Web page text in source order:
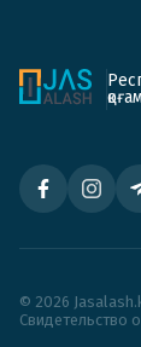
© 2026
Cвидетельство